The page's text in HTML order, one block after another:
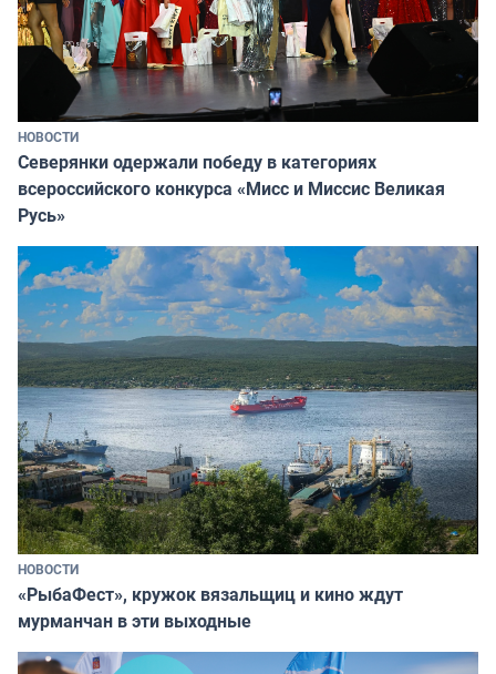
НОВОСТИ
Северянки одержали победу в категориях
всероссийского конкурса «Мисс и Миссис Великая
Русь»
НОВОСТИ
«РыбаФест», кружок вязальщиц и кино ждут
мурманчан в эти выходные